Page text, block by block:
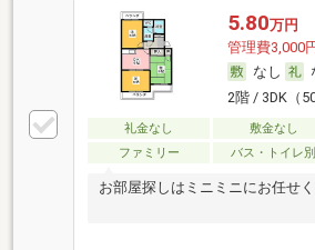
5.80万円
管理費3,000
なし
2階 / 3DK（
礼金なし 敷金なし
ファミリー
バス・トイレ別
お部屋探しはミニミニにお任せく